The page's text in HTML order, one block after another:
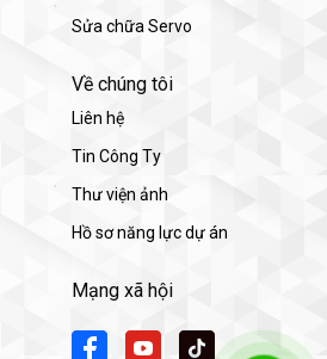
Sửa chữa Servo
Về chúng tôi
Liên hệ
Tin Công Ty
Thư viện ảnh
Hồ sơ năng lực dự án
Mạng xã hội